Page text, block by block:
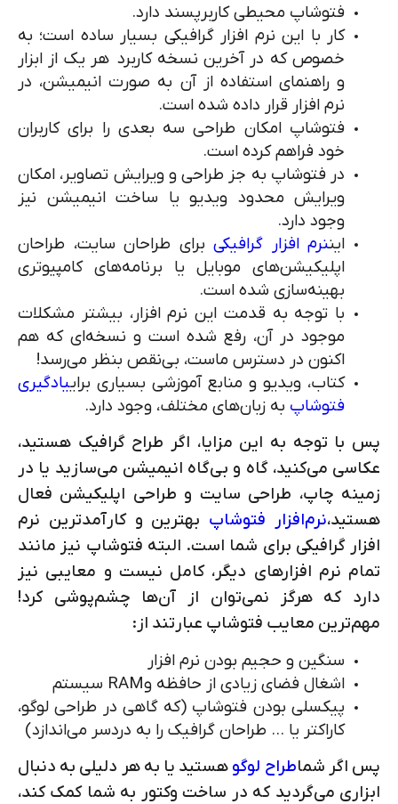
فتوشاپ محیطی کاربرپسند دارد.
کار با این نرم افزار گرافیکی بسیار ساده است؛ به
خصوص که در آخرین نسخه کاربرد هر یک از ابزار
و راهنمای استفاده از آن به صورت انیمیشن، در
نرم افزار قرار داده شده است.
فتوشاپ امکان طراحی سه بعدی را برای کاربران
خود فراهم کرده است.
در فتوشاپ به جز طراحی و ویرایش تصاویر، امکان
ویرایش محدود ویدیو یا ساخت انیمیشن نیز
وجود دارد.
ایننرم افزار گرافیکی برای طراحان سایت، طراحان
اپلیکیشن‌های موبایل یا برنامه‌های کامپیوتری
بهینه‌سازی شده است.
با توجه به قدمت این نرم افزار، بیشتر مشکلات
موجود در آن، رفع شده است و نسخه‌ای که هم
اکنون در دسترس ماست، بی‌نقص بنظر می‌رسد!
کتاب، ویدیو و منابع آموزشی بسیاری براییادگیری
فتوشاپ به زبان‌های مختلف، وجود دارد.
پس با توجه به این مزایا، اگر طراح گرافیک هستید،
عکاسی می‌کنید، گاه و بی‌گاه انیمیشن می‌سازید یا در
زمینه چاپ، طراحی سایت و طراحی اپلیکیشن فعال
هستید،نرم‌افزار فتوشاپ بهترین و کارآمدترین نرم
افزار گرافیکی برای شما است. البته فتوشاپ نیز مانند
تمام نرم افزارهای دیگر، کامل نیست و معایبی نیز
دارد که هرگز نمی‌توان از آن‌ها چشم‌پوشی کرد!
مهم‌ترین معایب فتوشاپ عبارتند از:
سنگین و حجیم بودن نرم افزار
اشغال فضای زیادی از حافظه وRAM سیستم
پیکسلی بودن فتوشاپ (که گاهی در طراحی لوگو،
کاراکتر یا ... طراحان گرافیک را به دردسر می‌اندازد)
پس اگر شماطراح لوگو هستید یا به هر دلیلی به دنبال
ابزاری می‌گردید که در ساخت وکتور به شما کمک کند،